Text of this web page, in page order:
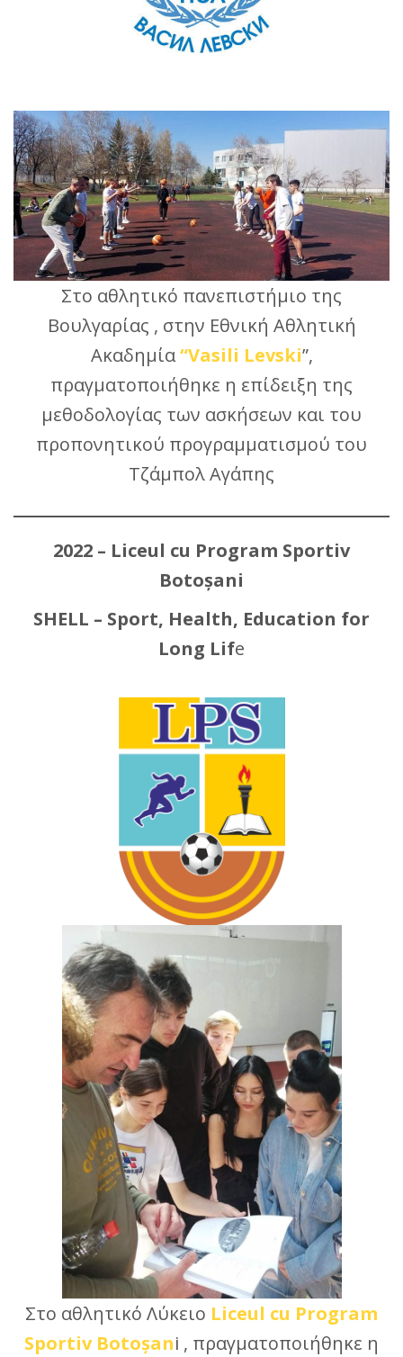
Στο αθλητικό πανεπιστήμιο της
Βουλγαρίας , στην Εθνική Αθλητική
Ακαδημία“Vasili Levski”,
πραγματοποιήθηκε η επίδειξη της
μεθοδολογίας των ασκήσεων και του
προπονητικού προγραμματισμού του
Τζάμπολ Αγάπης
2022 – Liceul cu Program Sportiv
Botoșani
SHELL – Sport, Health, Education for
Long Life
Στο αθλητικό Λύκειο Liceul cu Program
Sportiv Botoșani , πραγματοποιήθηκε η